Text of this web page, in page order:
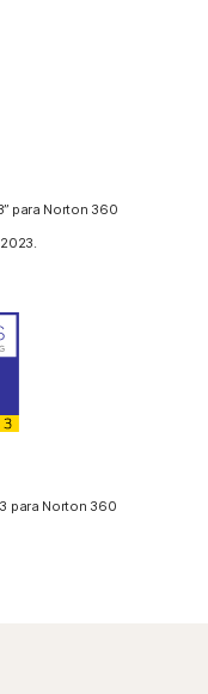
para Norton 360
para Norton 360